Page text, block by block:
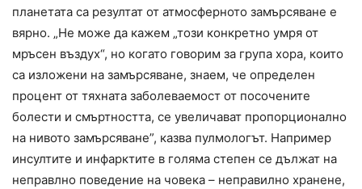
планетата са резултат от атмосферното замърсяване е
вярно. „Не може да кажем „този конкретно умря от
мръсен въздух“, но когато говорим за група хора, които
са изложени на замърсяване, знаем, че определен
процент от тяхната заболеваемост от посочените
болести и смъртността, се увеличават пропорционално
на нивото замърсяване”, казва пулмологът. Например
инсултите и инфарктите в голяма степен се дължат на
неправлно поведение на човека – неправилно хранене,